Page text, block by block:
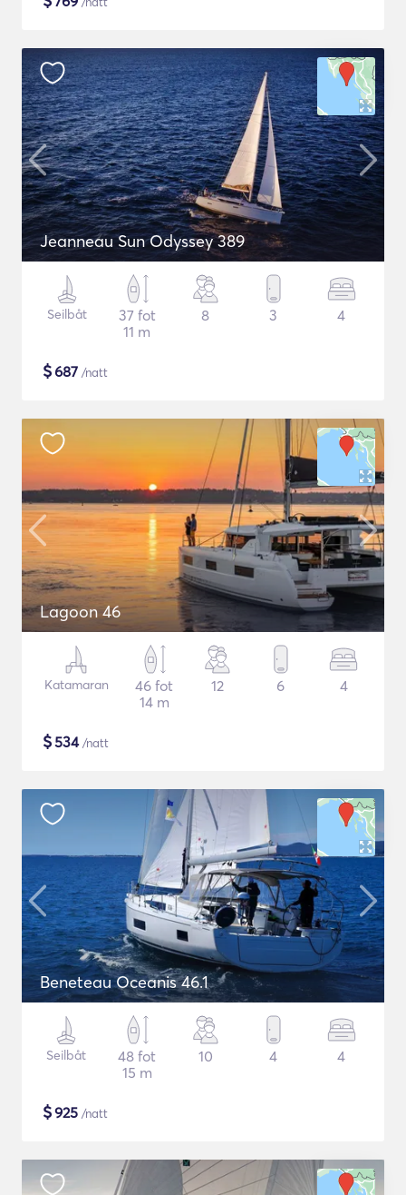
Jeanneau Sun Odyssey 389
Seilbåt
37 fot
11 m
8 3 4
$687 /natt
Lagoon 46
Katamaran
46 fot
14 m
12 6 4
$534/natt
Beneteau Oceanis 46.1
Seilbåt
48 fot
15 m
10 4 4
$925 /natt